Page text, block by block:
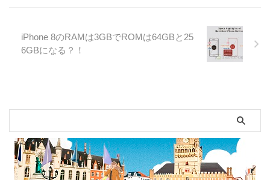
iPhone 8のRAMは3GBでROMは64GBと25
6GBになる？！